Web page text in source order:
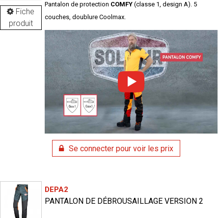
Fiche
produit
Pantalon de protection COMFY(classe 1, design A). 5
couches, doublure Coolmax.
Se connecter pour voir les prix
DEPA2
PANTALON DE DÉBROUSAILLAGE VERSION 2